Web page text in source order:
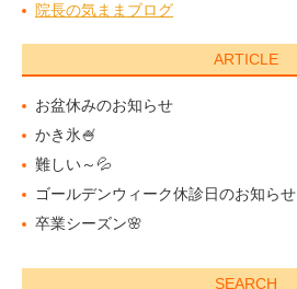
院長の気ままブログ
ARTICLE
お盆休みのお知らせ
かき氷🍧
難しい～💦
ゴールデンウィーク休診日のお知らせ
卒業シーズン🌸
SEARCH